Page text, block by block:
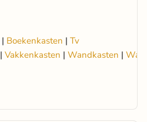
| Boekenkasten | Tv
| Vakkenkasten | Wandkasten |